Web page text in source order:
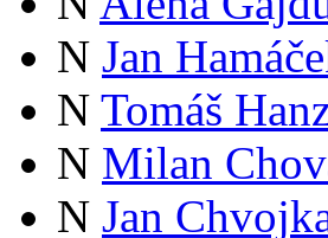
N Jan
N Tomáš
N Milan
N Jan